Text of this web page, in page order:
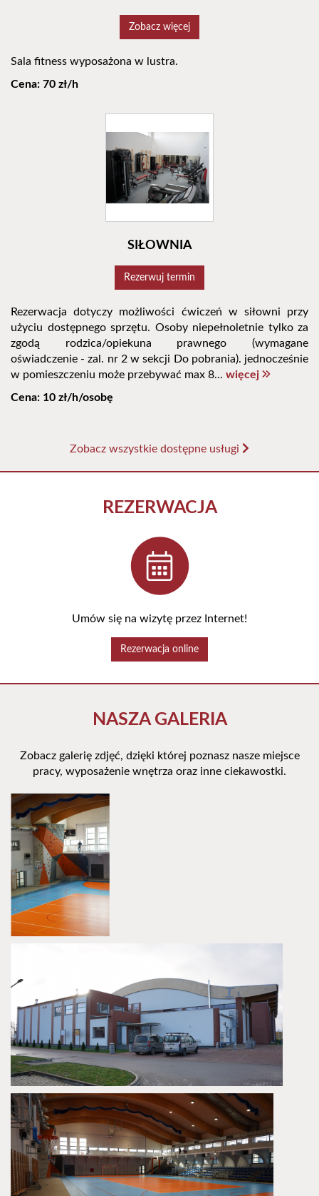
Zobacz więcej
Sala fitness wyposażona w lustra.
Cena: 70 zł/h
SIŁOWNIA
Rezerwuj termin
Rezerwacja dotyczy możliwości ćwiczeń w siłowni przy
użyciu dostępnego sprzętu. Osoby niepełnoletnie tylko za
zgodą rodzica/opiekuna prawnego (wymagane
oświadczenie - zal. nr 2 w sekcji Do pobrania). jednocześnie
w pomieszczeniu może przebywać max 8... więcej
Cena: 10 zł/h/osobę
Zobacz wszystkie dostępne usługi
REZERWACJA
Umów się na wizytę przez Internet!
Rezerwacja online
NASZA GALERIA
Zobacz galerię zdjęć, dzięki której poznasz nasze miejsce
pracy, wyposażenie wnętrza oraz inne ciekawostki.